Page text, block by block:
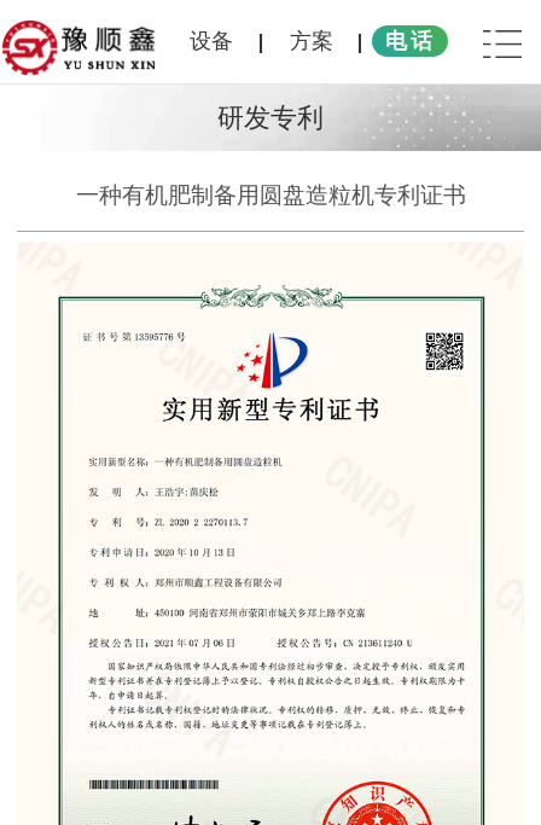
设备 方案 电话
研发专利
一种有机肥制备用圆盘造粒机专利证书